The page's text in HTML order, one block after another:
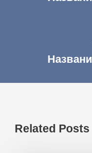
Related Posts